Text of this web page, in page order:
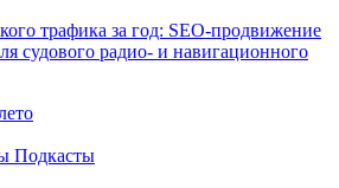
трафика за год: SEO-продвижение
судового радио- и навигационного
Подкасты